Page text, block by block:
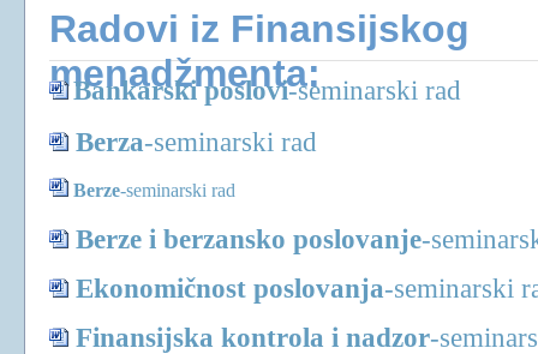
Radovi iz Finansijskog
menadžmenta:
Bankarski poslovi-seminarski rad
Berza-seminarski rad
Berze-seminarski rad
Berze i berzansko poslovanje-
Ekonomičnost poslovanja-seminarski
Finansijska kontrola i nadzor-